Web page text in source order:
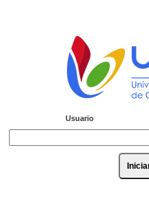
Usuario